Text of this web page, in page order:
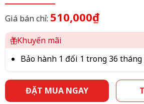
Giá bán chỉ: 510,000₫
Khuyến mãi
Bảo hành 1 đổi 1 trong 36 tháng
ĐẶT MUA NGAY